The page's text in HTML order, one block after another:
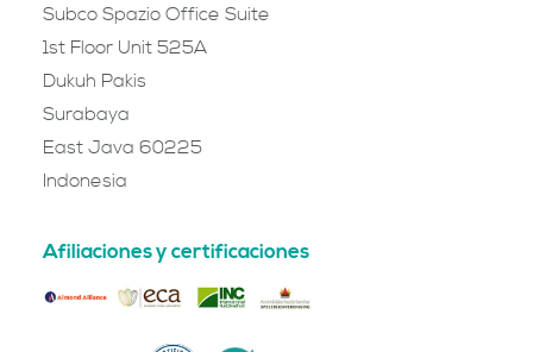
Subco Spazio Office Suite
1st Floor Unit 525A
Dukuh Pakis
Surabaya
East Java 60225
Indonesia
Afiliaciones y certificaciones